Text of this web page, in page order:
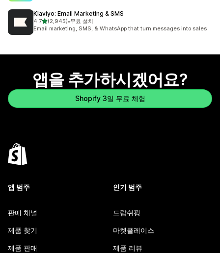
Klaviyo: Email Marketing & SMS
4.7별 5개 중
(2,945)
총 리뷰 2945개
•무료 설치
Email marketing, SMS, & WhatsApp that turn messages into sales
앱을 추가하시겠어요?
Shopify 3일 무료 체험
앱 범주
판매 채널
제품 찾기
제품 판매
인기 범주
드랍쉬핑
마켓플레이스
제품 리뷰